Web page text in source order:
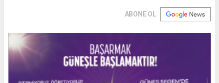
ABONE OL